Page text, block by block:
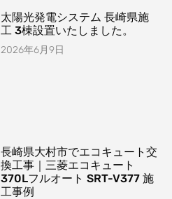
太陽光発電システム 長崎県施
工 3棟設置いたしました。
2026年6月9日
長崎県大村市でエコキュート交
換工事｜三菱エコキュート
370Lフルオート SRT-V377 施
工事例